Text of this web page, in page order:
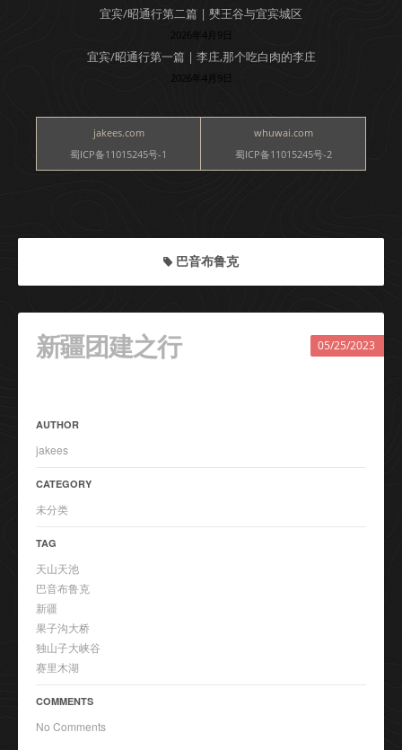
宜宾/昭通行第二篇 | 僰王谷与宜宾城区
2026年4月9日
宜宾/昭通行第一篇 | 李庄,那个吃白肉的李庄
2026年4月9日
jakees.com
蜀ICP备11015245号-1
whuwai.com
蜀ICP备11015245号-2
巴音布鲁克
新疆团建之行 05/25/2023
AUTHOR
jakees
CATEGORY
未分类
TAG
天山天池
巴音布鲁克
新疆
果子沟大桥
独山子大峡谷
赛里木湖
COMMENTS
No Comments